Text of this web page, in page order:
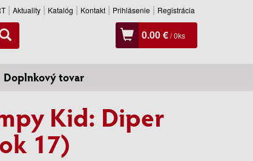
Aktuality Katalóg Kontakt Prihlásenie Registrácia
0.00 €/0ks
Doplnkový tovar
Kid: Diper
17)